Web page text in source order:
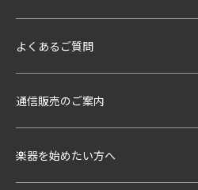
よくあるご質問
通信販売のご案内
楽器を始めたい方へ